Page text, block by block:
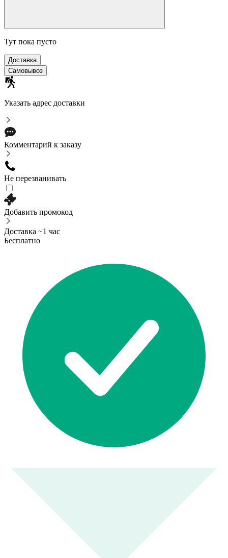
Тут пока пусто
Доставка
Самовывоз
Указать адрес доставки
Комментарий к заказу
Не перезванивать
Добавить промокод
Доставка ~1 час
Бесплатно